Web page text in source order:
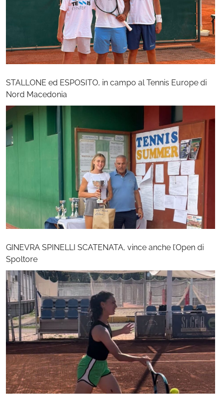
STALLONE ed ESPOSITO, in campo al Tennis Europe di
Nord Macedonia
GINEVRA SPINELLI SCATENATA, vince anche l’Open di
Spoltore